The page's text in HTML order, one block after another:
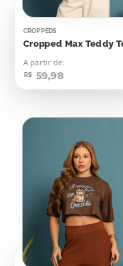
CROPPEDS
A partir de:
R$ 59,98